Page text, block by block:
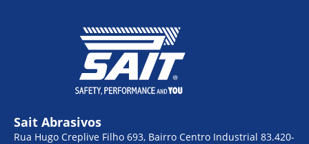
Sait Abrasivos
Rua Hugo Creplive Filho 693, Bairro Centro Industrial 83.420-